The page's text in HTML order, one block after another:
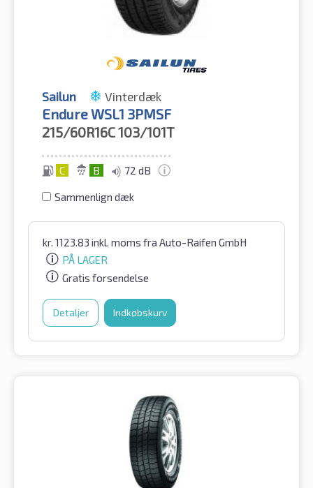
Sailun Vinterdæk
Endure WSL1 3PMSF
215/60R16C103/101T
C B 72 dB
Sammenlign dæk
kr. 1123.83 inkl. moms fra Auto-Raifen GmbH
PÅ LAGER
Gratis forsendelse
Detaljer Indkøbskurv